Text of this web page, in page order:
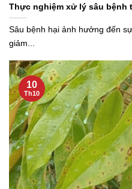
Thực nghiệm xử lý sâu bệnh
Sâu bệnh hại ảnh hưởng đến
giảm...
10
Th10